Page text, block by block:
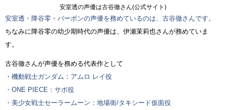
安室透の声優は古谷徹さん(公式サイト)
安室透・降谷零・バーボンの声優を務めているのは、古谷徹さんです。
ちなみに降谷零の幼少期時代の声優は、伊瀬茉莉也さんが務めていま
す。
古谷徹さんが声優を務める代表作として
・機動戦士ガンダム：アムロ レイ役
・ONE PIECE：サボ役
・美少女戦士セーラームーン：地場衛/タキシード仮面役